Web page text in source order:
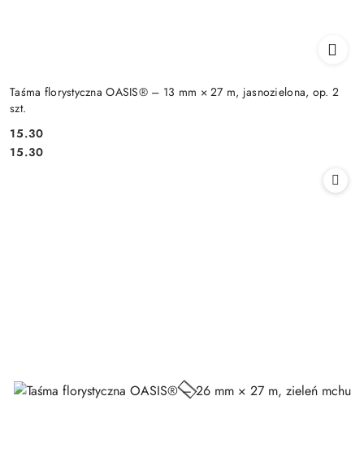
Taśma florystyczna OASIS® – 13 mm × 27 m, jasnozielona, op. 2
szt.
Cena:
15.30
Cena:
15.30